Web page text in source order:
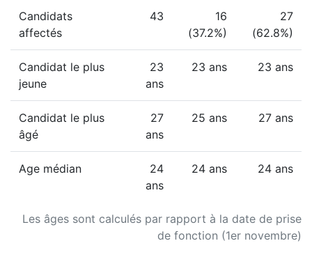
Les âges sont calculés par rapport à la date de prise
de fonction (1er novembre)
Candidats
affectés
43
16
(37.2%)
27
(62.8%)
Candidat le plus
jeune
23
ans
23 ans 23 ans
Candidat le plus
âgé
27
ans
25 ans 27 ans
Age médian
24
ans
24 ans 24 ans